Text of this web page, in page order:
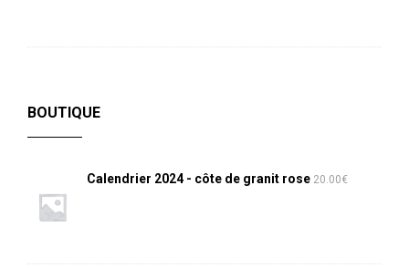
BOUTIQUE
Calendrier 2024 - côte de granit rose 20.00€